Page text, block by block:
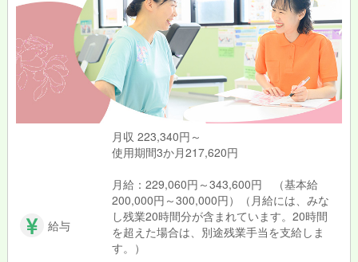
給与
月収 223,340円～
使用期間3か月217,620円
月給：229,060円～343,600円 （基本給
200,000円～300,000円）（月給には、みな
し残業20時間分が含まれています。20時間
を超えた場合は、別途残業手当を支給しま
す。）